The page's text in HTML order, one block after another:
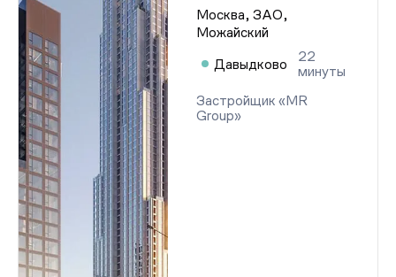
Москва, ЗАО,
Можайский
Давыдково
22
минуты
Застройщик «MR
Group»